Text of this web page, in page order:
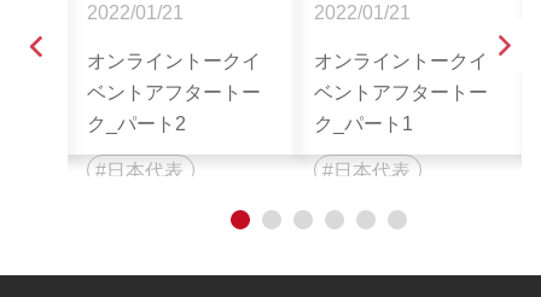
2022/01/21
オンライントークイ
ベントアフタートー
ク_パート2
日本代表
2022/01/21
オンライントークイ
ベントアフタートー
ク_パート1
日本代表
イベント